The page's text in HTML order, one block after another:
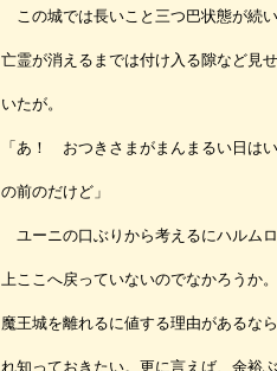
この城では長いこと三つ巴状態が続
亡霊が消えるまでは付け入る隙など見
いたが。
「あ！ おつきさまがまんまるい日
の前のだけど」
ユーニの口ぶりから考えるにハルム
上ここへ戻っていないのでなかろうか
魔王城を離れるに値する理由があるな
れ知っておきたい。更に言えば、余裕